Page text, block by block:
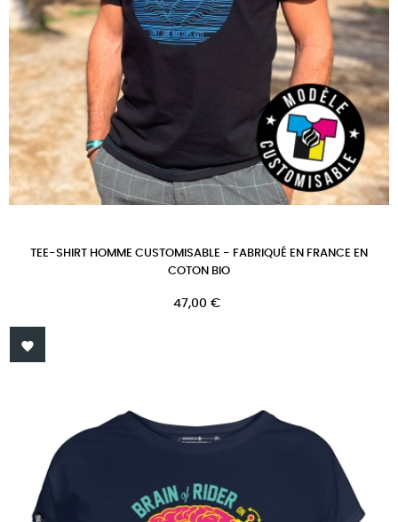
TEE-SHIRT HOMME CUSTOMISABLE - FABRIQUÉ EN FRANCE EN
COTON BIO
Prix
47,00 €
